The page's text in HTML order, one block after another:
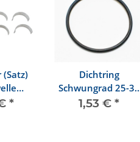
(Satz)
*
Dichtring
Schwungrad 25-37
kW (34-50 PS)
1,53 € *